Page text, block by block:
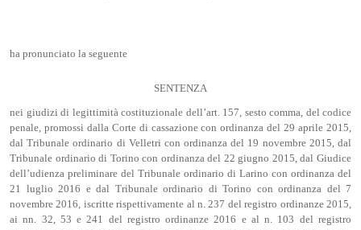
ha pronunciato la seguente
SENTENZA
nei giudizi di legittimità costituzionale dell’art. 157, sesto comma, del codice
penale, promossi dalla Corte di cassazione con ordinanza del 29 aprile 2015,
dal Tribunale ordinario di Velletri con ordinanza del 19 novembre 2015, dal
Tribunale ordinario di Torino con ordinanza del 22 giugno 2015, dal Giudice
dell’udienza preliminare del Tribunale ordinario di Larino con ordinanza del
21 luglio 2016 e dal Tribunale ordinario di Torino con ordinanza del 7
novembre 2016, iscritte rispettivamente al n. 237 del registro ordinanze 2015,
ai nn. 32, 53 e 241 del registro ordinanze 2016 e al n. 103 del registro